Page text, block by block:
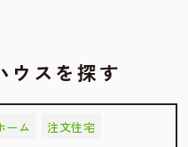
ウスを探す
ーム 注文住宅